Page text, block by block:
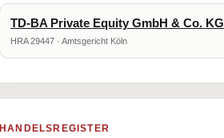
TD-BA Private Equity GmbH & Co. KG
HRA 29447 · Amtsgericht Köln
HANDELSREGISTER